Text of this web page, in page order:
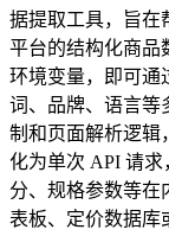
据提取工具，旨在
平台的结构化商品
环境变量，即可通
词、品牌、语言等
制和页面解析逻辑
化为单次 API 请
分、规格参数等在
表板、定价数据库